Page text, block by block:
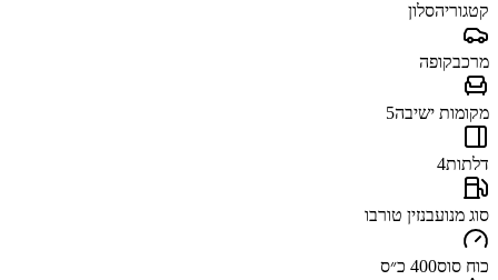
קטגוריהסלון
מרכבקופה
מקומות ישיבה5
דלתות4
סוג מנועבנזין טורבו
כוח סוס400 כ״ס